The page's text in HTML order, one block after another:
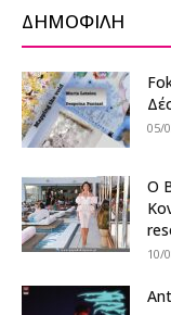
ΔΗΜΟΦΙΛΗ
05/
Ο
10/